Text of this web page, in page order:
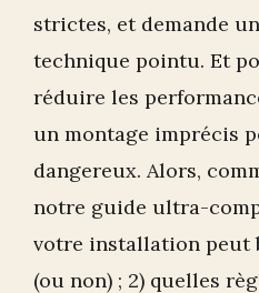
strictes, et demande
technique pointu. Et
réduire les
un montage imprécis
dangereux. Alors,
notre guide ultra-
votre installation peut
(ou non) ; 2) quelles